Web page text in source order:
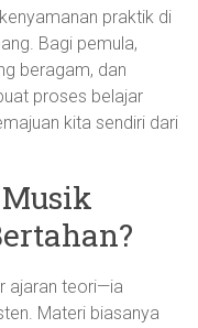
praktik di
Bagi pemula,
beragam, dan
proses belajar
kita sendiri dari
ajaran teori—ia
Materi biasanya